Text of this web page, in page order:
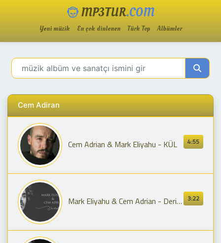
MP3TUR.COM
Yeni müzik En çok dinlenen Türk Top Albümler
Cem Adiran
4:55
Cem Adrian & Mark Eliyahu - KÜL
3:22
Mark Eliyahu & Cem Adrian - Derinlerde